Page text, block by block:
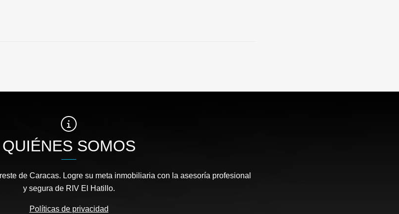
sistemas constructivos de
Nacional de la Vivienda
Nacional de Desarrollo Urbano
ya desaparecidas y que en la
estuvo a cargo de la empresa
del gobierno que permitían
a la compra por parte de la
población, era atendido por la
otorgando créditos con tasas
QUIÉNES SOMOS
de Caracas. Logre su meta inmobiliaria con la asesoría profesional
y segura de RIV El Hatillo.
Políticas de privacidad